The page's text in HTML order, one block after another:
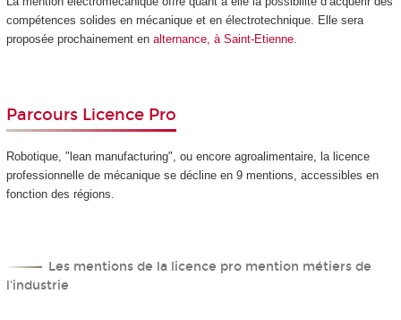
compétences solides en mécanique et en électrotechnique. Elle sera
proposée prochainement en alternance, à Saint-Etienne.
Parcours Licence Pro
Robotique, "lean manufacturing", ou encore agroalimentaire, la licence
professionnelle de mécanique se décline en 9 mentions, accessibles en
fonction des régions.
Les mentions de la licence pro mention métiers de
l'industrie